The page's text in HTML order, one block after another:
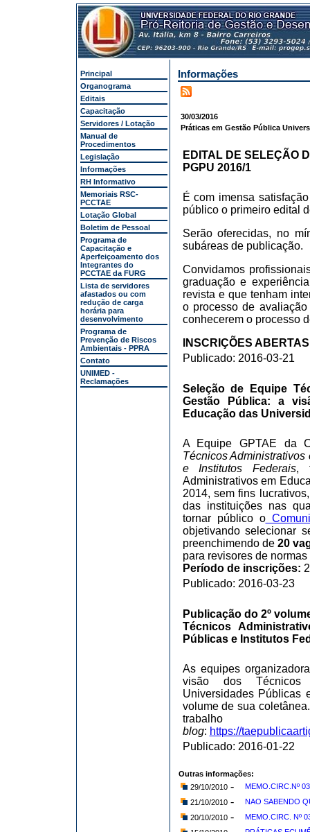
Principal
Organograma
Editais
Capacitação
Servidores / Lotação
Manual de
Procedimentos
Legislação
Informações
RH Informativo
Memoriais RSC-
PCCTAE
Lotação Global
Boletim de Pessoal
Programa de
Capacitação e
Aperfeiçoamento dos
Integrantes do
PCCTAE da FURG
Lista de servidores
afastados ou com
redução de carga
horária para
desenvolvimento
Programa de
Prevenção de Riscos
Ambientais - PPRA
Contato
UNIMED -
Reclamações
Informações
30/03/2016
Práticas em Gestão Pública
EDITAL DE SELEÇÃO
PGPU 2016/1
É com imensa
público o primeiro edital
Serão oferecidas, no
subáreas de publicação.
Convidamos
graduação e
revista e que tenham
o processo de
conhecerem o processo
INSCRIÇÕES
Publicado: 2016-03-21
Seleção de Equipe
Gestão Pública: a
Educação das
A Equipe GPTAE da
Técnicos
e Institutos Federais,
Administrativos em
2014, sem fins
das instituições nas
tornar público o
objetivando selecionar
preenchimendo de 20
para revisores de
Período de inscrições:
Publicado: 2016-03-23
Publicação do 2º
Técnicos
Públicas e Institutos
As equipes
visão dos Técnicos
Universidades Públicas
volume de sua
blog: https://
Publicado: 2016-01-22
Outras informações:
29/10/2010-
MEMO.CIRC.Nº
21/10/2010-
NAO SABENDO
20/10/2010-
MEMO.CIRC. Nº